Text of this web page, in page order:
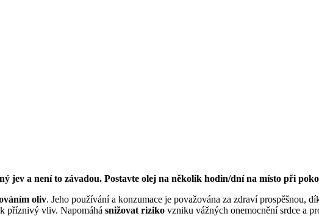
jev a není to závadou. Postavte olej na několik hodin/dní na místo při
oliv. Jeho používání a konzumace je považována za zdraví prospěšnou,
příznivý vliv. Napomáhá snižovat riziko vzniku vážných onemocnění srdce a